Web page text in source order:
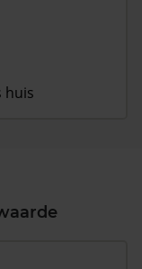
huis